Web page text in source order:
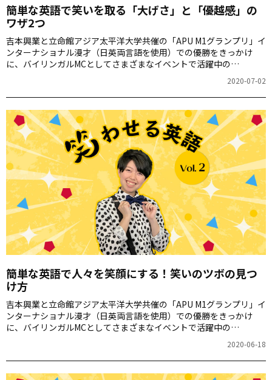
簡単な英語で笑いを取る「大げさ」と「優越感」の
ワザ2つ
吉本興業と立命館アジア太平洋大学共催の「APU M1グランプリ」イ
ンターナショナル漫才（日英両言語を使用）での優勝をきっかけ
に、バイリンガルMCとしてさまざまなイベントで活躍中の
語」の第３回は、簡単な英語で笑いを取る「大げさ」と「優越感」
のテクニックをお届けします。
2020-07-02
簡単な英語で人々を笑顔にする！笑いのツボの見つ
け方
吉本興業と立命館アジア太平洋大学共催の「APU M1グランプリ」イ
ンターナショナル漫才（日英両言語を使用）での優勝をきっかけ
に、バイリンガルMCとしてさまざまなイベントで活躍中の
語」の第2回は、英語で人を笑顔にする笑いのツボをお届けします。
2020-06-18